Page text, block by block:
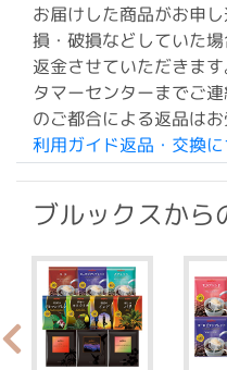
お届けした商品がお申
損・破損などしていた
返金させていただきま
タマーセンターまでご
のご都合による返品は
利用ガイド返品・交換
ブルックスから